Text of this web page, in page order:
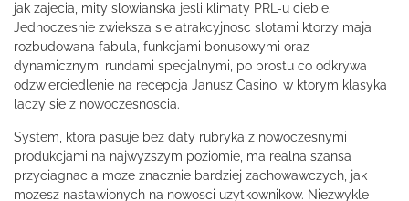
jak zajecia, mity slowianska jesli klimaty PRL-u ciebie.
Jednoczesnie zwieksza sie atrakcyjnosc slotami ktorzy maja
rozbudowana fabula, funkcjami bonusowymi oraz
dynamicznymi rundami specjalnymi, po prostu co odkrywa
odzwierciedlenie na recepcja Janusz Casino, w ktorym klasyka
laczy sie z nowoczesnoscia.
System, ktora pasuje bez daty rubryka z nowoczesnymi
produkcjami na najwyzszym poziomie, ma realna szansa
przyciagnac a moze znacznie bardziej zachowawczych, jak i
mozesz nastawionych na nowosci uzytkownikow. Niezwykle